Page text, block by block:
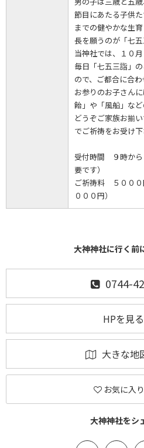
節目にあたる子供
までの健やかな生
長を願うのが「七五
当神社では、１０
毎日「七五三詣」
ので、ご都合に合わ
お参りのお子さん
飴」や「風船」など
どうぞご家族お揃
でご祈祷をお受け下
受付時間 ９時から
要です）
ご祈祷料 ５０００
０００円）
大神神社に行く前
0744-
HPを見る
大きな地
お気に入
大神神社をシ